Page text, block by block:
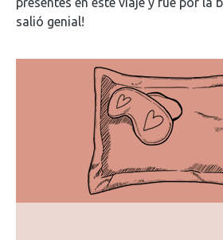
salió genial!